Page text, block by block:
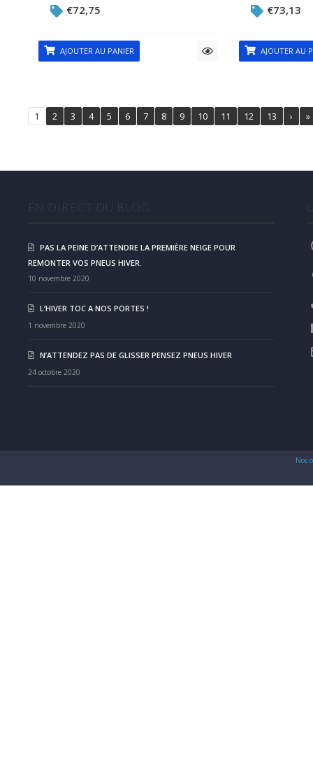
€72,75
AJOUTER AU PANIER
€73,13
AJOUTER AU
1 2 3 4 5 6 7 8 9 10 11 12 13 › »
EN DIRECT DU BLOG
PAS LA PEINE D’ATTENDRE LA PREMIÈRE NEIGE POUR
REMONTER VOS PNEUS HIVER.
10 novembre 2020
L’HIVER TOC A NOS PORTES !
1 novembre 2020
N’ATTENDEZ PAS DE GLISSER PENSEZ PNEUS HIVER
24 octobre 2020
Nos